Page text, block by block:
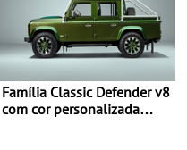
Família Classic Defender v8
com cor personalizada